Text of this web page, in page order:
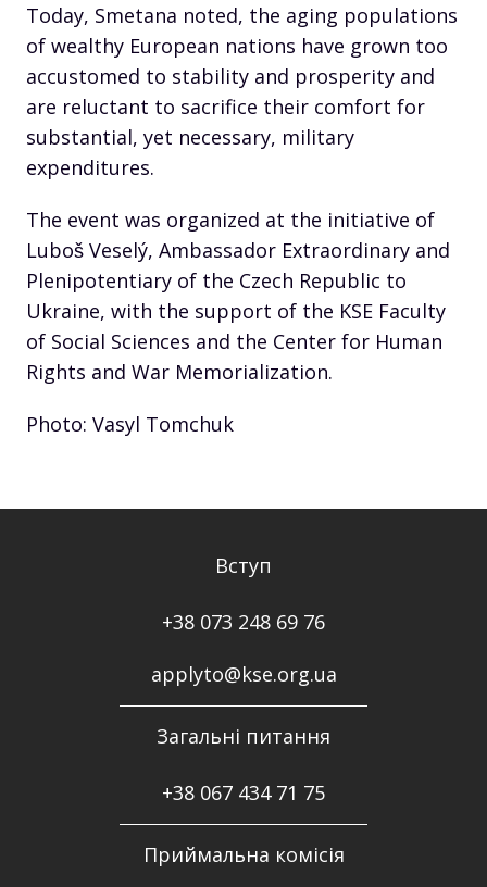
Today, Smetana noted, the aging populations
of wealthy European nations have grown too
accustomed to stability and prosperity and
are reluctant to sacrifice their comfort for
substantial, yet necessary, military
expenditures.
The event was organized at the initiative of
Luboš Veselý, Ambassador Extraordinary and
Plenipotentiary of the Czech Republic to
Ukraine, with the support of the KSE Faculty
of Social Sciences and the Center for Human
Rights and War Memorialization.
Photo: Vasyl Tomchuk
Вступ
+38 073 248 69 76
applyto@kse.org.ua
Загальні питання
+38 067 434 71 75
Приймальна комісія